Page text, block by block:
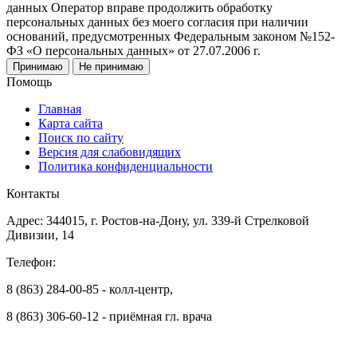
данных Оператор вправе продолжить обработку
персональных данных без моего согласия при наличии
оснований, предусмотренных Федеральным законом №152-
ФЗ «О персональных данных» от 27.07.2006 г.
Принимаю Не принимаю
Помощь
Главная
Карта сайта
Поиск по сайту
Версия для слабовидящих
Политика конфиденциальности
Контакты
Адрес: 344015, г. Ростов-на-Дону, ул. 339-й Стрелковой
Дивизии, 14
Телефон:
8 (863) 284-00-85 - колл-центр,
8 (863) 306-60-12 - приёмная гл. врача